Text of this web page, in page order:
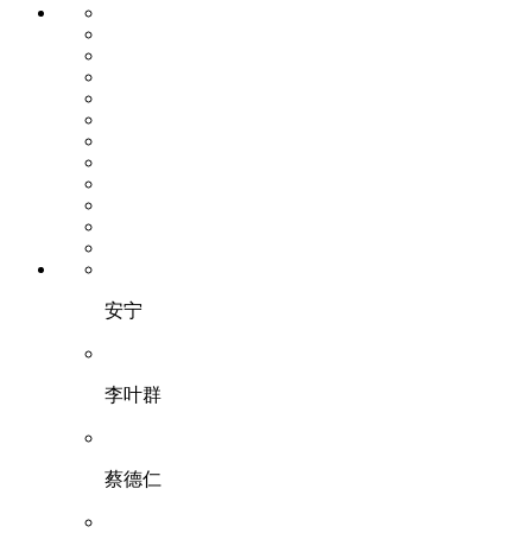
安宁
李叶群
蔡德仁